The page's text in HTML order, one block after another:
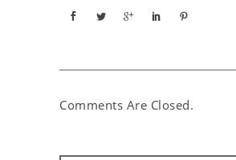
Comments Are Closed.